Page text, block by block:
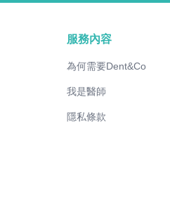
服務內容
為何需要Dent&Co
我是醫師
隱私條款